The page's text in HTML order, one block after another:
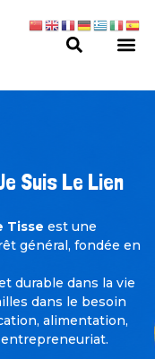
Suis Le Lien
Tisse est une
général, fondée en
durable dans la vie
dans le besoin
alimentation,